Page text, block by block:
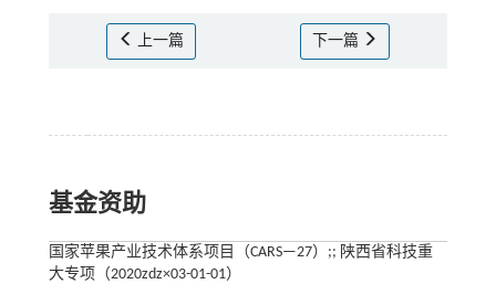
上一篇 下一篇
基金资助
国家苹果产业技术体系项目（CARS—27）;; 陕西省科技重
大专项（2020zdz×03-01-01）